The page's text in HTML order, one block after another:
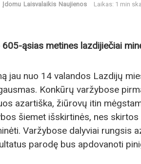
Įdomu Laisvalaikis Naujienos Laikas: 1 min
ąsias metines lazdijiečiai
jau nuo 14 valandos Lazdijų
Konkūrų varžybose
azartiška, žiūrovų itin
šiemet išskirtinės, nes
Varžybose dalyviai rungsis
parodę bus apdovanoti